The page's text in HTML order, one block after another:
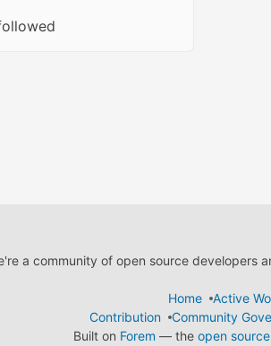
a community of open source developers
Home
Active
Contribution
Community
Built on Forem — the open source